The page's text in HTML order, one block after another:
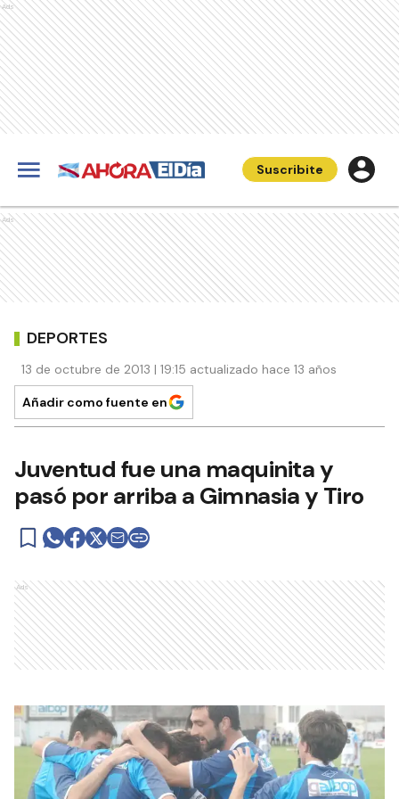
Ads
Suscribite
Ads
DEPORTES
13 de octubre de 2013 | 19:15 actualizado hace 13 años
Añadir como fuente en
Juventud fue una maquinita y
pasó por arriba a Gimnasia y Tiro
Ads